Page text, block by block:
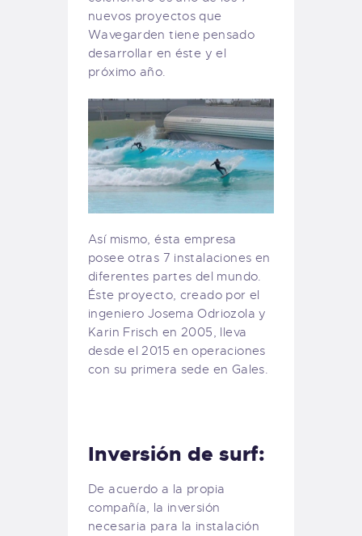
nuevos proyectos que
Wavegarden tiene pensado
desarrollar en éste y el
próximo año.
Así mismo, ésta empresa
posee otras 7 instalaciones en
diferentes partes del mundo.
Éste proyecto, creado por el
ingeniero Josema Odriozola y
Karin Frisch en 2005, lleva
desde el 2015 en operaciones
con su primera sede en Gales.
Inversión de surf:
De acuerdo a la propia
compañía, la inversión
necesaria para la instalación